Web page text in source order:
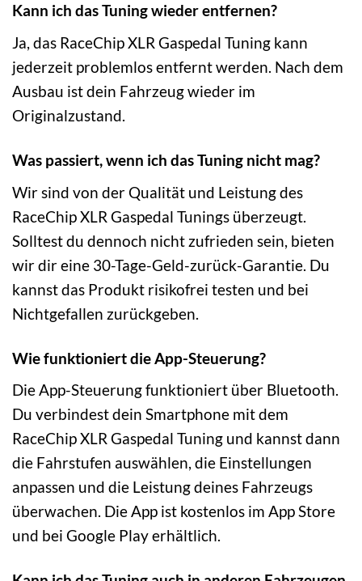
Kann ich das Tuning wieder entfernen?
Ja, das RaceChip XLR Gaspedal Tuning kann
jederzeit problemlos entfernt werden. Nach dem
Ausbau ist dein Fahrzeug wieder im
Originalzustand.
Was passiert, wenn ich das Tuning nicht mag?
Wir sind von der Qualität und Leistung des
RaceChip XLR Gaspedal Tunings überzeugt.
Solltest du dennoch nicht zufrieden sein, bieten
wir dir eine 30-Tage-Geld-zurück-Garantie. Du
kannst das Produkt risikofrei testen und bei
Nichtgefallen zurückgeben.
Wie funktioniert die App-Steuerung?
Die App-Steuerung funktioniert über Bluetooth.
Du verbindest dein Smartphone mit dem
RaceChip XLR Gaspedal Tuning und kannst dann
die Fahrstufen auswählen, die Einstellungen
anpassen und die Leistung deines Fahrzeugs
überwachen. Die App ist kostenlos im App Store
und bei Google Play erhältlich.